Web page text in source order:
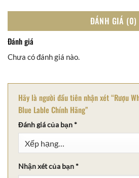
ĐÁNH GIÁ (0)
Đánh giá
Chưa có đánh giá nào.
Hãy là người đầu tiên nhận xét “Rượu
Blue Lable Chính Hãng”
Đánh giá của bạn*
Nhận xét của bạn*